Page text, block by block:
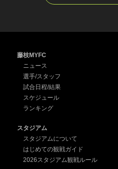
藤枝MYFC
ニュース
選手/スタッフ
試合日程/結果
スケジュール
ランキング
スタジアム
スタジアムについて
はじめての観戦ガイド
2026スタジアム観戦ルール